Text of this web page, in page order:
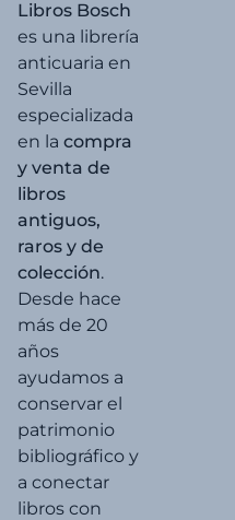
Libros Bosch
es una librería
anticuaria en
Sevilla
especializada
en la compra
y venta de
libros
antiguos,
raros y de
colección.
Desde hace
más de 20
años
ayudamos a
conservar el
patrimonio
bibliográfico y
a conectar
libros con